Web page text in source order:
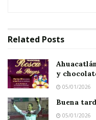
Notas Relacionadas
Ahuacatlán celebrá
chocolate
Buena tarde taurina
Related Posts
y
05/01/2026
Buena
05/01/2026